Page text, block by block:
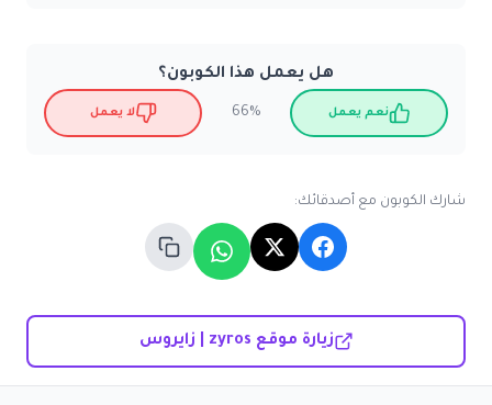
هل يعمل هذا الكوبون؟
نعم يعمل 66% لا يعمل
شارك الكوبون مع أصدقائك:
زيارة موقع zyros | زايروس